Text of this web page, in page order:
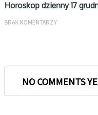
Horoskop dzienny 17
BRAK KOMENTARZY
NO COMMENTS